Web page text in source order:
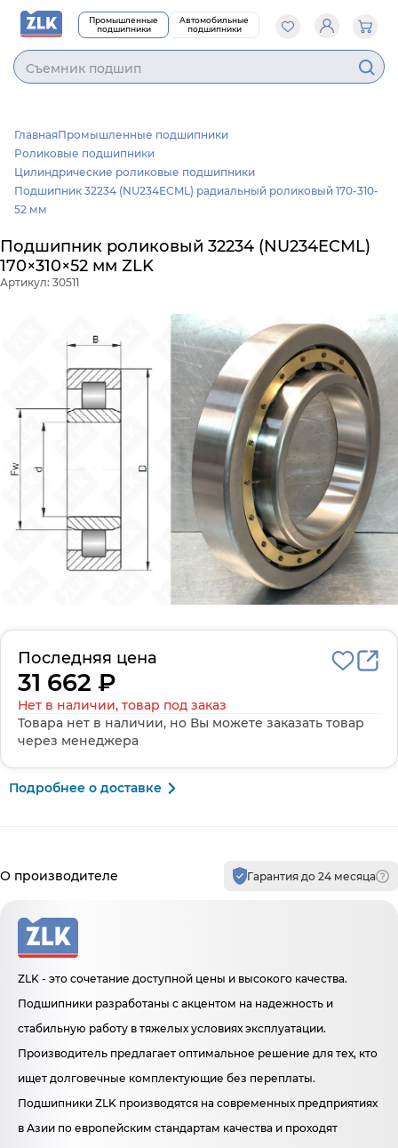
Промышленные
подшипники
Автомобильные
подшипники
Cъемник подш
ГлавнаяПромышленные подшипники
Роликовые подшипники
Цилиндрические роликовые подшипники
Подшипник 32234 (NU234ECML) радиальный роликовый 170-310-
52 мм
Подшипник роликовый 32234 (NU234ECML)
170×310×52 мм ZLK
Артикул: 30511
Последняя цена
31 662 ₽
Нет в наличии, товар под заказ
Товара нет в наличии, но Вы можете заказать товар
через менеджера
Подробнее о доставке
О производителе
Гарантия до 24 месяца
ZLK - это сочетание доступной цены и высокого качества.
Подшипники разработаны с акцентом на надежность и
стабильную работу в тяжелых условиях эксплуатации.
Производитель предлагает оптимальное решение для тех, кто
ищет долговечные комплектующие без переплаты.
Подшипники ZLK производятся на современных предприятиях
в Азии по европейским стандартам качества и проходят